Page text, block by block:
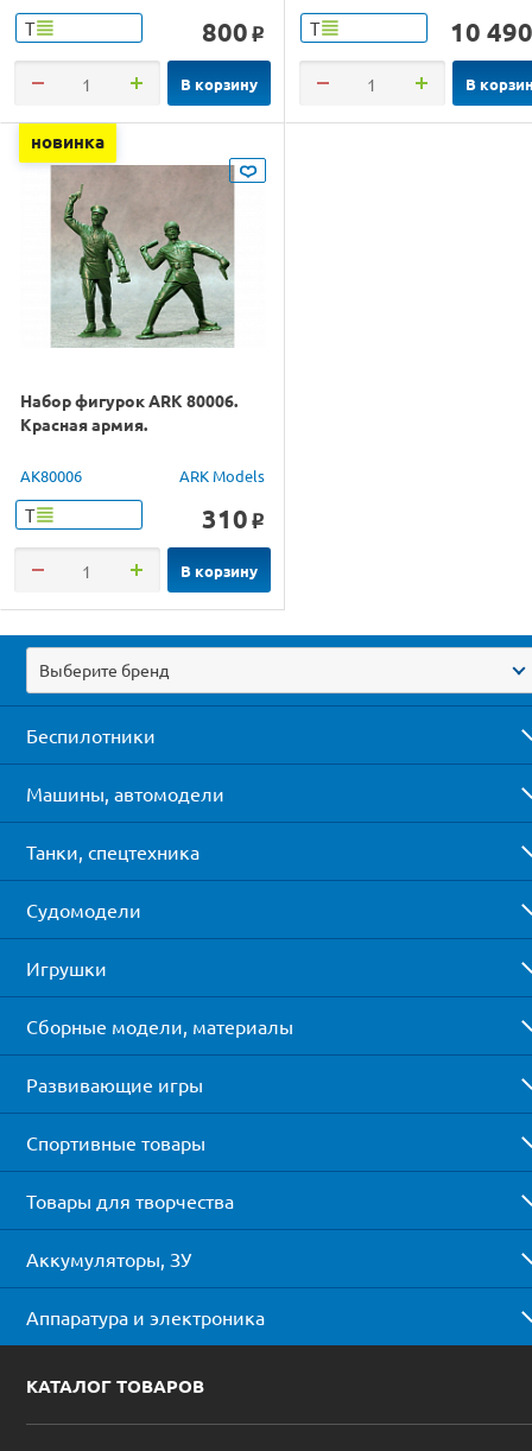
Т 800 o
В корзину
Т 10 490
В
новинка
Набор фигурок ARK 80006.
Красная армия.
AK80006 ARK Models
Т 310 o
В корзину
Выберите бренд
Беспилотники
Машины, автомодели
Танки, спецтехника
Судомодели
Игрушки
Сборные модели, материалы
Развивающие игры
Спортивные товары
Товары для творчества
Аккумуляторы, ЗУ
Аппаратура и электроника
КАТАЛОГ ТОВАРОВ